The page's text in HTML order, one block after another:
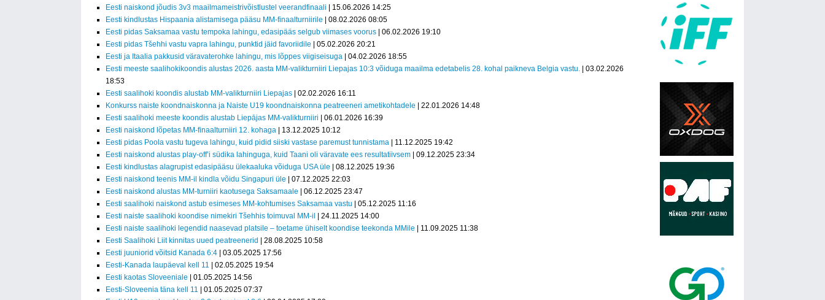
Eesti naiskond jõudis 3v3 maailmameistrivõistlustel veerandfinaali | 15.06.2026 14:25
Eesti kindlustas Hispaania alistamisega pääsu MM-finaalturniirile | 08.02.2026 08:05
Eesti pidas Saksamaa vastu tempoka lahingu, edasipääs selgub viimases voorus | 06.02.2026 19:10
Eesti pidas Tšehhi vastu vapra lahingu, punktid jäid favoriidile | 05.02.2026 20:21
Eesti ja Itaalia pakkusid väravaterohke lahingu, mis lõppes viigiseisuga | 04.02.2026 18:55
Eesti meeste saalihokikoondis alustas 2026. aasta MM-valikturniiri Liepajas 10:3 võiduga maailma edetabelis 28. kohal paikneva Belgia vastu. | 03.02.2026
18:53
Eesti saalihoki koondis alustab MM-valikturniiri Liepajas | 02.02.2026 16:11
Konkurss naiste koondnaiskonna ja Naiste U19 koondnaiskonna peatreeneri ametikohtadele | 22.01.2026 14:48
Eesti saalihoki meeste koondis alustab Liepājas MM-valikturniiri | 06.01.2026 16:39
Eesti naiskond lõpetas MM-finaalturniiri 12. kohaga | 13.12.2025 10:12
Eesti pidas Poola vastu tugeva lahingu, kuid pidid siiski vastase paremust tunnistama | 11.12.2025 19:42
Eesti naiskond alustas play-off’i südika lahinguga, kuid Taani oli väravate ees resultatiivsem | 09.12.2025 23:34
Eesti kindlustas alagrupist edasipääsu ülekaaluka võiduga USA üle | 08.12.2025 19:36
Eesti naiskond teenis MM-il kindla võidu Singapuri üle | 07.12.2025 22:03
Eesti naiskond alustas MM-turniiri kaotusega Saksamaale | 06.12.2025 23:47
Eesti saalihoki naiskond astub esimeses MM-kohtumises Saksamaa vastu | 05.12.2025 11:16
Eesti naiste saalihoki koondise nimekiri Tšehhis toimuval MM-il
| 24.11.2025 14:00
Eesti naiste saalihoki legendid naasevad platsile – toetame ühiselt koondise teekonda MMile | 11.09.2025 11:38
Eesti Saalihoki Liit kinnitas uued peatreenerid
| 28.08.2025 10:58
Eesti juuniorid võitsid Kanada 6:4 | 03.05.2025 17:56
Eesti-Kanada laupäeval kell 11 | 02.05.2025 19:54
Eesti kaotas Sloveeniale | 01.05.2025 14:56
Eesti-Sloveenia täna kell 11 | 01.05.2025 07:37